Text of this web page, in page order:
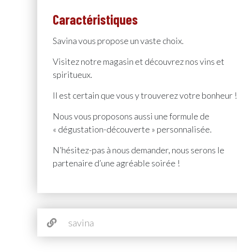
Caractéristiques
Savina vous propose un vaste choix.
Visitez notre magasin et découvrez nos vins et
spiritueux.
Il est certain que vous y trouverez votre bonheur !
Nous vous proposons aussi une formule de
« dégustation-découverte » personnalisée.
N’hésitez-pas à nous demander, nous serons le
partenaire d’une agréable soirée !
savina